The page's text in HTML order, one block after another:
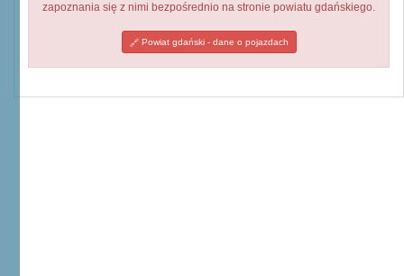
zapoznania się z nimi bezpośrednio na stronie powiatu gdańskiego.
Powiat gdański - dane o pojazdach